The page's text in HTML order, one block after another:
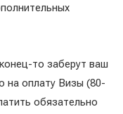
то заберут ваш
на оплату Визы (80-
обязательно